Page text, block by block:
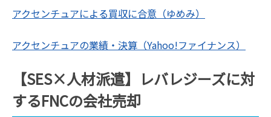
アクセンチュアによる買収に合意（ゆめみ）
アクセンチュアの業績・決算（Yahoo!ファイナンス）
【SES×人材派遣】レバレジーズに対
するFNCの会社売却